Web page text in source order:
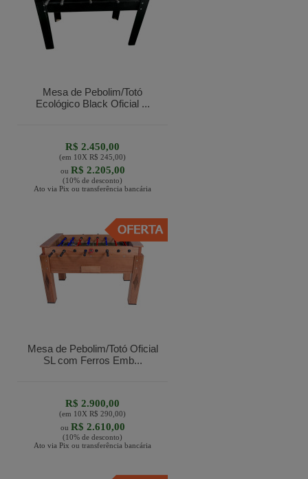
Mesa de Pebolim/Totó
Ecológico Black Oficial ...
R$ 2.450,00
(em 10XR$ 245,00)
ou R$ 2.205,00
(10% de desconto)
Ato via Pix ou transferência bancária
Mesa de Pebolim/Totó Oficial
SL com Ferros Emb...
R$ 2.900,00
(em 10XR$ 290,00)
ou R$ 2.610,00
(10% de desconto)
Ato via Pix ou transferência bancária